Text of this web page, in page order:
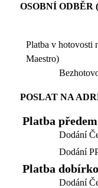
OSOBNÍ ODBĚR
Platba v hotovosti
Maestro)
POSLAT NA
Platba
Dodání
Dodání
Platba
Dodání